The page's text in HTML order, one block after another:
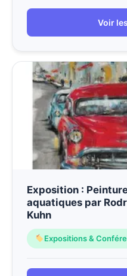
Voir
Exposition :
aquatiques par
Kuhn
Expositions &